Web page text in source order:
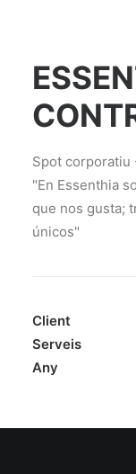
Spot corporatiu
"En Essenthia
que nos gusta;
únicos"
Client
Serveis
Any